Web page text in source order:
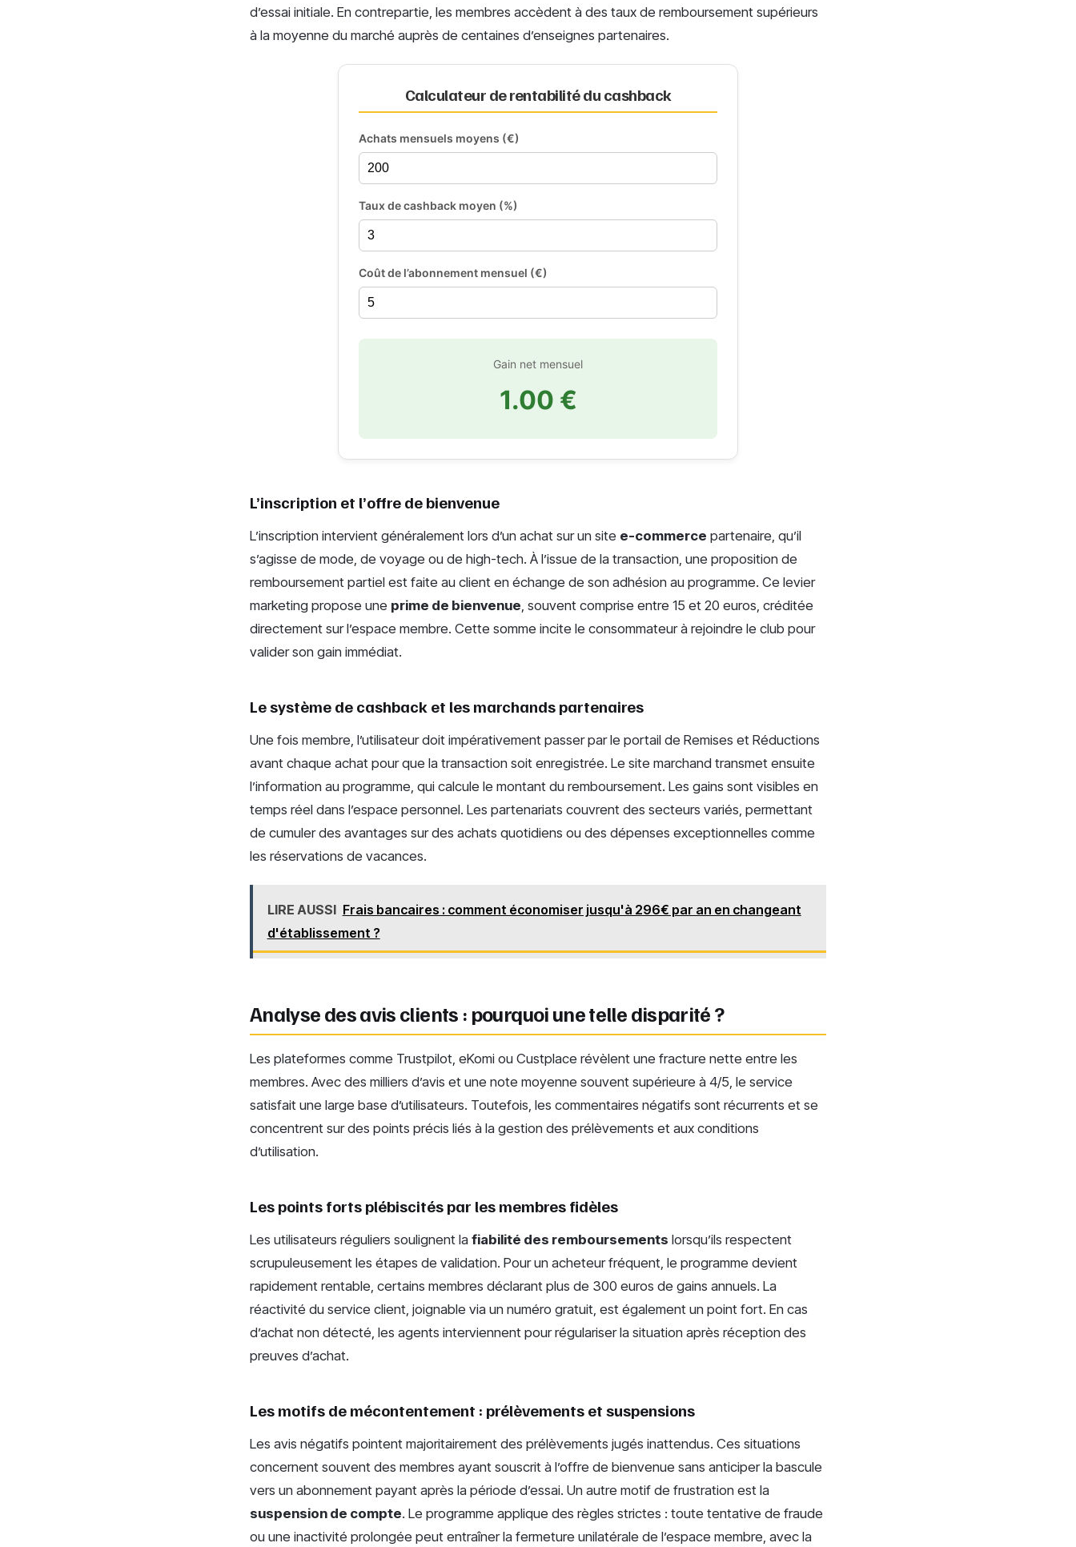
d’essai initiale. En contrepartie, les membres accèdent à des taux de remboursement supérieurs
à la moyenne du marché auprès de centaines d’enseignes partenaires.
Calculateur de rentabilité du cashback
Achats mensuels moyens (€)
Taux de cashback moyen (%)
Coût de l’abonnement mensuel (€)
Gain net mensuel
1.00 €
L’inscription et l’offre de bienvenue
L’inscription intervient généralement lors d’un achat sur un site e-commerce partenaire, qu’il
s’agisse de mode, de voyage ou de high-tech. À l’issue de la transaction, une proposition de
remboursement partiel est faite au client en échange de son adhésion au programme. Ce levier
marketing propose une prime de bienvenue, souvent comprise entre 15 et 20 euros, créditée
directement sur l’espace membre. Cette somme incite le consommateur à rejoindre le club pour
valider son gain immédiat.
Le système de cashback et les marchands partenaires
Une fois membre, l’utilisateur doit impérativement passer par le portail de Remises et Réductions
avant chaque achat pour que la transaction soit enregistrée. Le site marchand transmet ensuite
l’information au programme, qui calcule le montant du remboursement. Les gains sont visibles en
temps réel dans l’espace personnel. Les partenariats couvrent des secteurs variés, permettant
de cumuler des avantages sur des achats quotidiens ou des dépenses exceptionnelles comme
les réservations de vacances.
LIRE AUSSI Frais bancaires : comment économiser jusqu'à 296€ par an en changeant
d'établissement ?
Analyse des avis clients : pourquoi une telle disparité ?
Les plateformes comme Trustpilot, eKomi ou Custplace révèlent une fracture nette entre les
membres. Avec des milliers d’avis et une note moyenne souvent supérieure à 4/5, le service
satisfait une large base d’utilisateurs. Toutefois, les commentaires négatifs sont récurrents et se
concentrent sur des points précis liés à la gestion des prélèvements et aux conditions
d’utilisation.
Les points forts plébiscités par les membres fidèles
Les utilisateurs réguliers soulignent la fiabilité des remboursements lorsqu’ils respectent
scrupuleusement les étapes de validation. Pour un acheteur fréquent, le programme devient
rapidement rentable, certains membres déclarant plus de 300 euros de gains annuels. La
réactivité du service client, joignable via un numéro gratuit, est également un point fort. En cas
d’achat non détecté, les agents interviennent pour régulariser la situation après réception des
preuves d’achat.
Les motifs de mécontentement : prélèvements et suspensions
Les avis négatifs pointent majoritairement des prélèvements jugés inattendus. Ces situations
concernent souvent des membres ayant souscrit à l’offre de bienvenue sans anticiper la bascule
vers un abonnement payant après la période d’essai. Un autre motif de frustration est la
suspension de compte. Le programme applique des règles strictes : toute tentative de fraude
ou une inactivité prolongée peut entraîner la fermeture unilatérale de l’espace membre, avec la